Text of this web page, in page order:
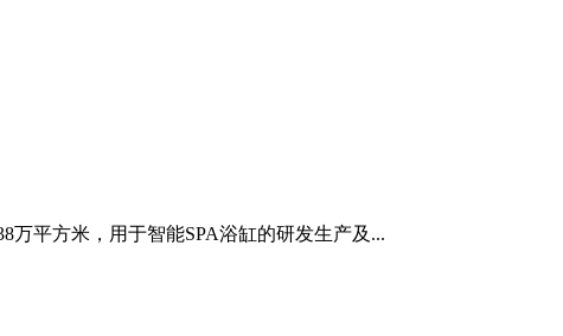
万平方米，用于智能SPA浴缸的研发生产及...